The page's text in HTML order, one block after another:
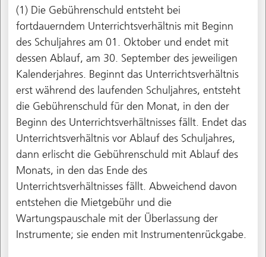
(1) Die Gebührenschuld entsteht bei
fortdauerndem Unterrichtsverhältnis mit Beginn
des Schuljahres am 01. Oktober und endet mit
dessen Ablauf, am 30. September des jeweiligen
Kalenderjahres. Beginnt das Unterrichtsverhältnis
erst während des laufenden Schuljahres, entsteht
die Gebührenschuld für den Monat, in den der
Beginn des Unterrichtsverhältnisses fällt. Endet das
Unterrichtsverhältnis vor Ablauf des Schuljahres,
dann erlischt die Gebührenschuld mit Ablauf des
Monats, in den das Ende des
Unterrichtsverhältnisses fällt. Abweichend davon
entstehen die Mietgebühr und die
Wartungspauschale mit der Überlassung der
Instrumente; sie enden mit Instrumentenrückgabe.